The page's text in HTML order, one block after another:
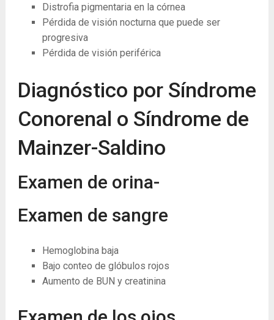
Distrofia pigmentaria en la córnea
Pérdida de visión nocturna que puede ser
progresiva
Pérdida de visión periférica
Diagnóstico por Síndrome
Conorenal o Síndrome de
Mainzer-Saldino
Examen de orina-
Examen de sangre
Hemoglobina baja
Bajo conteo de glóbulos rojos
Aumento de BUN y creatinina